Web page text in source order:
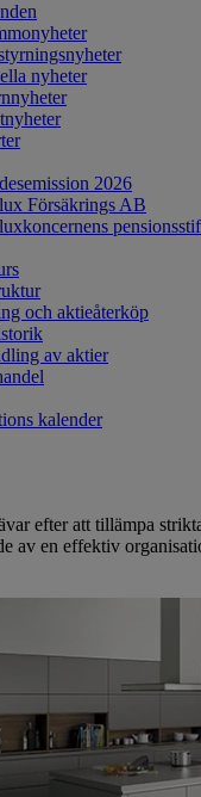
nyheter
2026
Försäkrings AB
och aktieåterköp
av aktier
kalender
efter att tillämpa
av en effektiv